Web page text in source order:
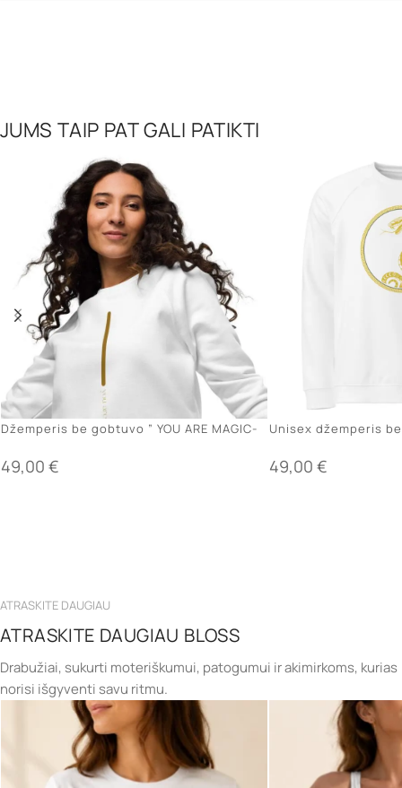
JUMS TAIP PAT GALI PATIKTI
Džemperis be gobtuvo ” YOU ARE MAGIC-
49,00 €
Unisex džemperis
49,00 €
ATRASKITE DAUGIAU
ATRASKITE DAUGIAU BLOSS
Drabužiai, sukurti moteriškumui, patogumui ir akimirkoms, kurias
norisi išgyventi savu ritmu.